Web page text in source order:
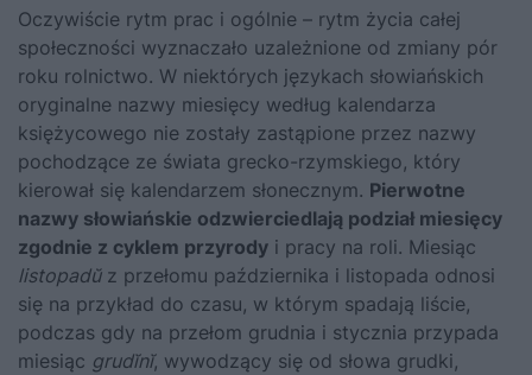
Oczywiście rytm prac i ogólnie – rytm życia całej
społeczności wyznaczało uzależnione od zmiany pór
roku rolnictwo. W niektórych językach słowiańskich
oryginalne nazwy miesięcy według kalendarza
księżycowego nie zostały zastąpione przez nazwy
pochodzące ze świata grecko-rzymskiego, który
kierował się kalendarzem słonecznym. Pierwotne
nazwy słowiańskie odzwierciedlają podział miesięcy
zgodnie z cyklem przyrody i pracy na roli. Miesiąc
listopadŭz przełomu października i listopada odnosi
się na przykład do czasu, w którym spadają liście,
podczas gdy na przełom grudnia i stycznia przypada
miesiąc grudĭnĭ, wywodzący się od słowa grudki,